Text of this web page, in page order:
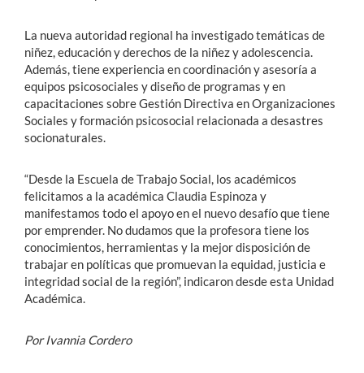
La nueva autoridad regional ha investigado temáticas de
niñez, educación y derechos de la niñez y adolescencia.
Además, tiene experiencia en coordinación y asesoría a
equipos psicosociales y diseño de programas y en
capacitaciones sobre Gestión Directiva en Organizaciones
Sociales y formación psicosocial relacionada a desastres
socionaturales.
“Desde la Escuela de Trabajo Social, los académicos
felicitamos a la académica Claudia Espinoza y
manifestamos todo el apoyo en el nuevo desafío que tiene
por emprender. No dudamos que la profesora tiene los
conocimientos, herramientas y la mejor disposición de
trabajar en políticas que promuevan la equidad, justicia e
integridad social de la región”, indicaron desde esta Unidad
Académica.
Por Ivannia Cordero